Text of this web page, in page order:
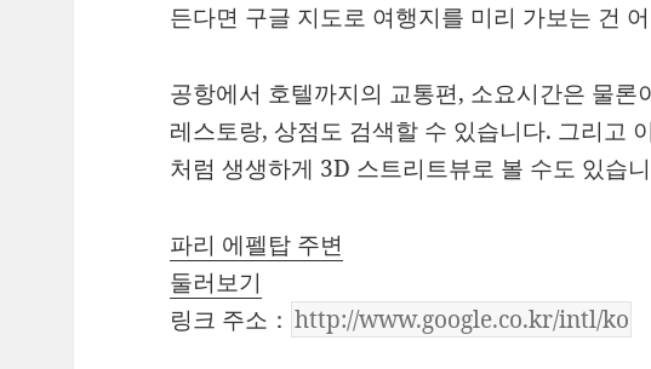
든다면 구글 지도로 여행지를 미리 가보는 건
공항에서 호텔까지의 교통편, 소요시간은 물론
레스토랑, 상점도 검색할 수 있습니다. 그리고
처럼 생생하게 3D 스트리트뷰로 볼 수도 있습
파리 에펠탑 주변
둘러보기
링크 주소：